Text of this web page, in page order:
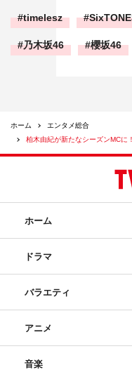
timelesz
乃木坂46 櫻坂46
ホーム
エンタメ総合
柏木由紀が新たなシーズンMCに
ホーム
ドラマ
バラエティ
アニメ
音楽